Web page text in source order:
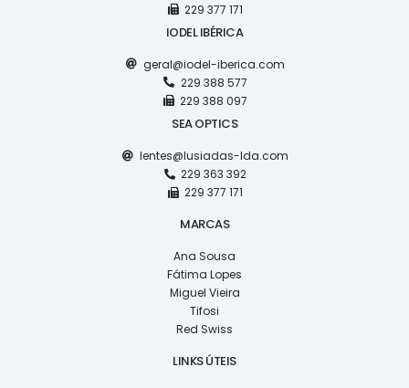
229 377 171
IODEL IBÉRICA
geral@iodel-iberica.com
229 388 577
229 388 097
SEA OPTICS
lentes@lusiadas-lda.com
229 363 392
229 377 171
MARCAS
Ana Sousa
Fátima Lopes
Miguel Vieira
Tifosi
Red Swiss
LINKS ÚTEIS